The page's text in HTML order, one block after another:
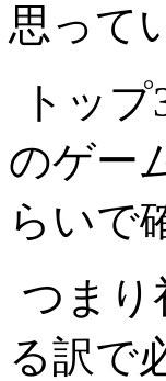
思って
トッ
のゲー
らいで
つまり
る訳で